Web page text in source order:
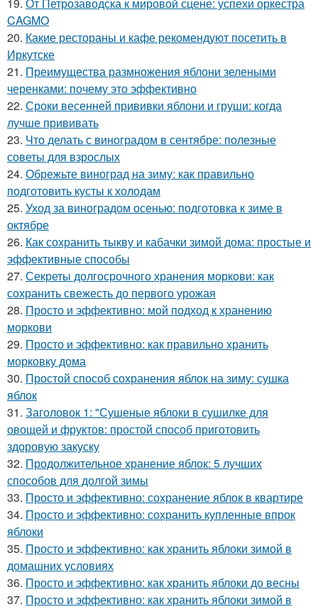
CAGMO
20. Какие рестораны и кафе рекомендуют посетить в
Иркутске
21. Преимущества размножения яблони зелеными
черенками: почему это эффективно
22. Сроки весенней прививки яблони и груши: когда
лучше прививать
23. Что делать с виноградом в сентябре: полезные
советы для взрослых
24. Обрежьте виноград на зиму: как правильно
подготовить кусты к холодам
25. Уход за виноградом осенью: подготовка к зиме в
октябре
26. Как сохранить тыкву и кабачки зимой дома: простые и
эффективные способы
27. Секреты долгосрочного хранения моркови: как
сохранить свежесть до первого урожая
28. Просто и эффективно: мой подход к хранению
моркови
29. Просто и эффективно: как правильно хранить
морковку дома
30. Простой способ сохранения яблок на зиму: сушка
яблок
31. Заголовок 1: "Сушеные яблоки в сушилке для
овощей и фруктов: простой способ приготовить
здоровую закуску
32. Продолжительное хранение яблок: 5 лучших
способов для долгой зимы
33. Просто и эффективно: сохранение яблок в квартире
34. Просто и эффективно: сохранить купленные впрок
яблоки
35. Просто и эффективно: как хранить яблоки зимой в
домашних условиях
36. Просто и эффективно: как хранить яблоки до весны
37. Просто и эффективно: как хранить яблоки зимой в